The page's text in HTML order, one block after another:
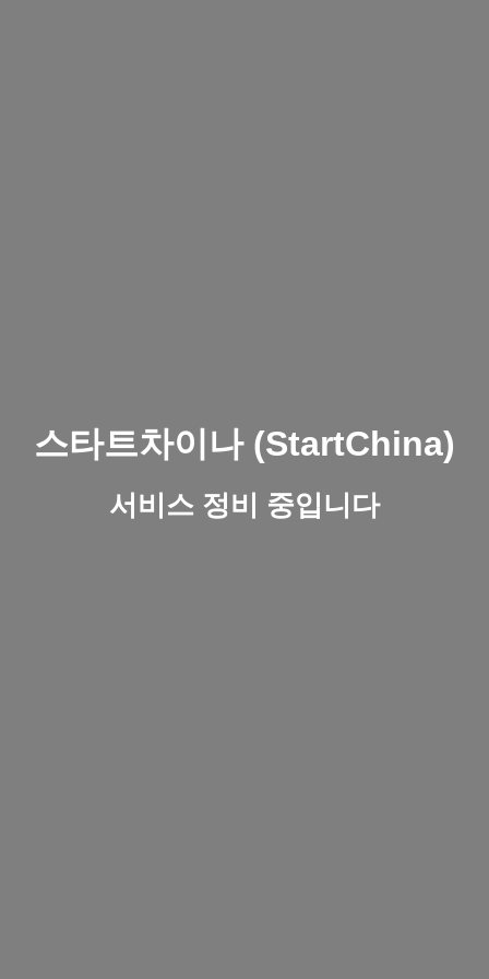
스타트차이나 (StartChina)
서비스 정비 중입니다